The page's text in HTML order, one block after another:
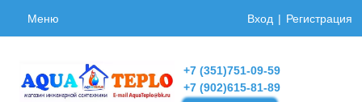
Меню Вход Регистрация
+7 (351)751-09-59
+7 (902)615-81-89